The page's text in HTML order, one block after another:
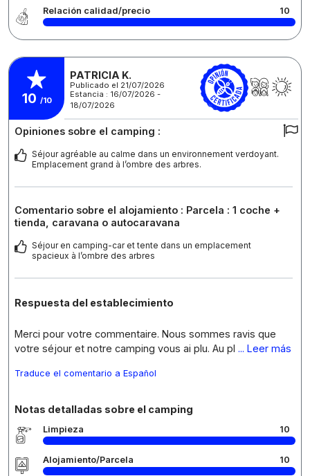
Relación calidad/precio 10
10 /10
PATRICIA K.
Publicado el 21/07/2026
Estancia : 16/07/2026 -
18/07/2026
Opiniones sobre el camping :
Séjour agréable au calme dans un environnement verdoyant.
Emplacement grand à l’ombre des arbres.
Comentario sobre el alojamiento : Parcela : 1 coche +
tienda, caravana o autocaravana
Séjour en camping-car et tente dans un emplacement
spacieux à l’ombre des arbres
Respuesta del establecimiento
Merci pour votre commentaire. Nous sommes ravis que
votre séjour et notre camping vous ai plu. Au pl ... Leer más
Traduce el comentario a Español
Notas detalladas sobre el camping
Limpieza 10
Alojamiento/Parcela 10